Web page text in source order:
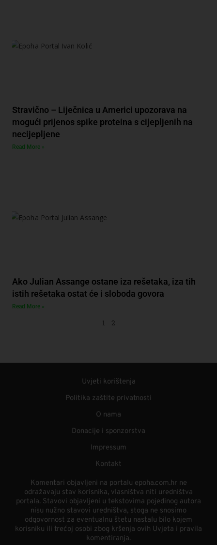
Stravično – Liječnica u Americi upozorava na
mogući prijenos spike proteina s cijepljenih na
necijepljene
Read More »
Ako Julian Assange ostane iza rešetaka, iza tih
istih rešetaka ostat će i sloboda govora
Read More »
1 2
Uvjeti korištenja
Politika zaštite privatnosti
O nama
Donacije i sponzorstva
Impressum
Kontakt
Komentari objavljeni na portalu epoha.com.hr ne
odražavaju stav korisnika, vlasništva niti uredništva
portala. Stavovi objavljeni u tekstovima pojedinog autora
nisu nužno stavovi uredništva, stoga ne snosimo
odgovornost za eventualnu štetu nastalu bilo kojem
korisniku ili trećoj osobi zbog kršenja ovih Uvjeta i pravila
komentiranja.